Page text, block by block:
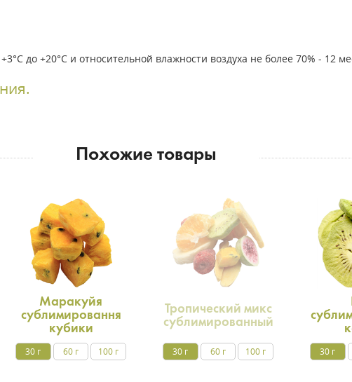
до +20°С и относительной влажности воздуха не более 70% - 12
Похожие товары
Маракуйя
сублимировання
кубики
30 г 60 г 100 г
Тропический микс
сублимированный
30 г 60 г 100 г 30 г